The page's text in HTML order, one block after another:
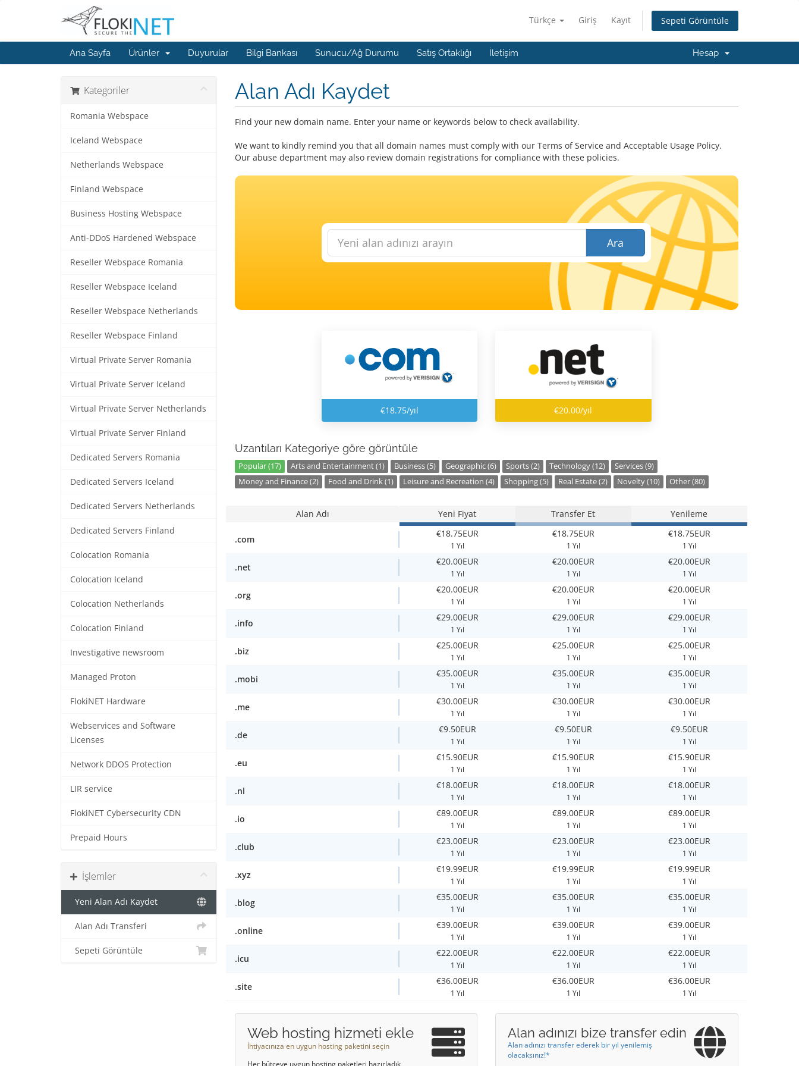
Türkçe Giriş Kayıt Sepeti Görüntüle
Ana Sayfa Ürünler Duyurular Bilgi Bankası Sunucu/Ağ Durumu Satış Ortaklığı İletişim Hesap
Kategoriler
Romania Webspace
Iceland Webspace
Netherlands Webspace
Finland Webspace
Business Hosting Webspace
Anti-DDoS Hardened Webspace
Reseller Webspace Romania
Reseller Webspace Iceland
Reseller Webspace Netherlands
Reseller Webspace Finland
Virtual Private Server Romania
Virtual Private Server Iceland
Virtual Private Server Netherlands
Virtual Private Server Finland
Dedicated Servers Romania
Dedicated Servers Iceland
Dedicated Servers Netherlands
Dedicated Servers Finland
Colocation Romania
Colocation Iceland
Colocation Netherlands
Colocation Finland
Investigative newsroom
Managed Proton
FlokiNET Hardware
Webservices and Software
Licenses
Network DDOS Protection
LIR service
FlokiNET Cybersecurity CDN
Prepaid Hours
İşlemler
Yeni Alan Adı Kaydet
Alan Adı Transferi
Sepeti Görüntüle
Alan Adı Kaydet
Find your new domain name. Enter your name or keywords below to check availability.
We want to kindly remind you that all domain names must comply with our Terms of Service and Acceptable Usage Policy.
Our abuse department may also review domain registrations for compliance with these policies.
Ara
€18.75/yıl €20.00/yıl
Uzantıları Kategoriye göre görüntüle
Popular (17) Arts and Entertainment (1) Business (5) Geographic (6) Sports (2) Technology (12)
Services (9)
Money and Finance (2)
Food and Drink (1) Leisure and Recreation (4) Shopping (5) Real Estate (2) Novelty (10) Other (80)
Alan Adı Yeni Fiyat Transfer Et Yenileme
.com
€18.75EUR
1 Yıl
€18.75EUR
1 Yıl
€18.75EUR
1 Yıl
.net
€20.00EUR
1 Yıl
€20.00EUR
1 Yıl
€20.00EUR
1 Yıl
.org
€20.00EUR
1 Yıl
€20.00EUR
1 Yıl
€20.00EUR
1 Yıl
.info
€29.00EUR
1 Yıl
€29.00EUR
1 Yıl
€29.00EUR
1 Yıl
.biz
€25.00EUR
1 Yıl
€25.00EUR
1 Yıl
€25.00EUR
1 Yıl
.mobi
€35.00EUR
1 Yıl
€35.00EUR
1 Yıl
€35.00EUR
1 Yıl
.me
€30.00EUR
1 Yıl
€30.00EUR
1 Yıl
€30.00EUR
1 Yıl
.de
€9.50EUR
1 Yıl
€9.50EUR
1 Yıl
€9.50EUR
1 Yıl
.eu
€15.90EUR
1 Yıl
€15.90EUR
1 Yıl
€15.90EUR
1 Yıl
.nl
€18.00EUR
1 Yıl
€18.00EUR
1 Yıl
€18.00EUR
1 Yıl
.io
€89.00EUR
1 Yıl
€89.00EUR
1 Yıl
€89.00EUR
1 Yıl
.club
€23.00EUR
1 Yıl
€23.00EUR
1 Yıl
€23.00EUR
1 Yıl
.xyz
€19.99EUR
1 Yıl
€19.99EUR
1 Yıl
€19.99EUR
1 Yıl
.blog
€35.00EUR
1 Yıl
€35.00EUR
1 Yıl
€35.00EUR
1 Yıl
.online
€39.00EUR
1 Yıl
€39.00EUR
1 Yıl
€39.00EUR
1 Yıl
.icu
€22.00EUR
1 Yıl
€22.00EUR
1 Yıl
€22.00EUR
1 Yıl
.site
€36.00EUR
1 Yıl
€36.00EUR
1 Yıl
€36.00EUR
1 Yıl
Web hosting hizmeti ekle
İhtiyacınıza en uygun hosting paketini seçin
Her bütçeye uygun hosting paketleri hazırladık
Alan adınızı bize transfer edin
Alan adınızı transfer ederek bir yıl yenilemiş
olacaksınız!*